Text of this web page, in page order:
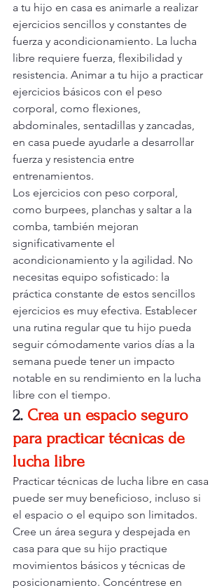
a tu hijo en casa es animarle a realizar
ejercicios sencillos y constantes de
fuerza y acondicionamiento. La lucha
libre requiere fuerza, flexibilidad y
resistencia. Animar a tu hijo a practicar
ejercicios básicos con el peso
corporal, como flexiones,
abdominales, sentadillas y zancadas,
en casa puede ayudarle a desarrollar
fuerza y resistencia entre
entrenamientos.
Los ejercicios con peso corporal,
como burpees, planchas y saltar a la
comba, también mejoran
significativamente el
acondicionamiento y la agilidad. No
necesitas equipo sofisticado: la
práctica constante de estos sencillos
ejercicios es muy efectiva. Establecer
una rutina regular que tu hijo pueda
seguir cómodamente varios días a la
semana puede tener un impacto
notable en su rendimiento en la lucha
libre con el tiempo.
2. Crea un espacio seguro
para practicar técnicas de
lucha libre
Practicar técnicas de lucha libre en casa
puede ser muy beneficioso, incluso si
el espacio o el equipo son limitados.
Cree un área segura y despejada en
casa para que su hijo practique
movimientos básicos y técnicas de
posicionamiento. Concéntrese en